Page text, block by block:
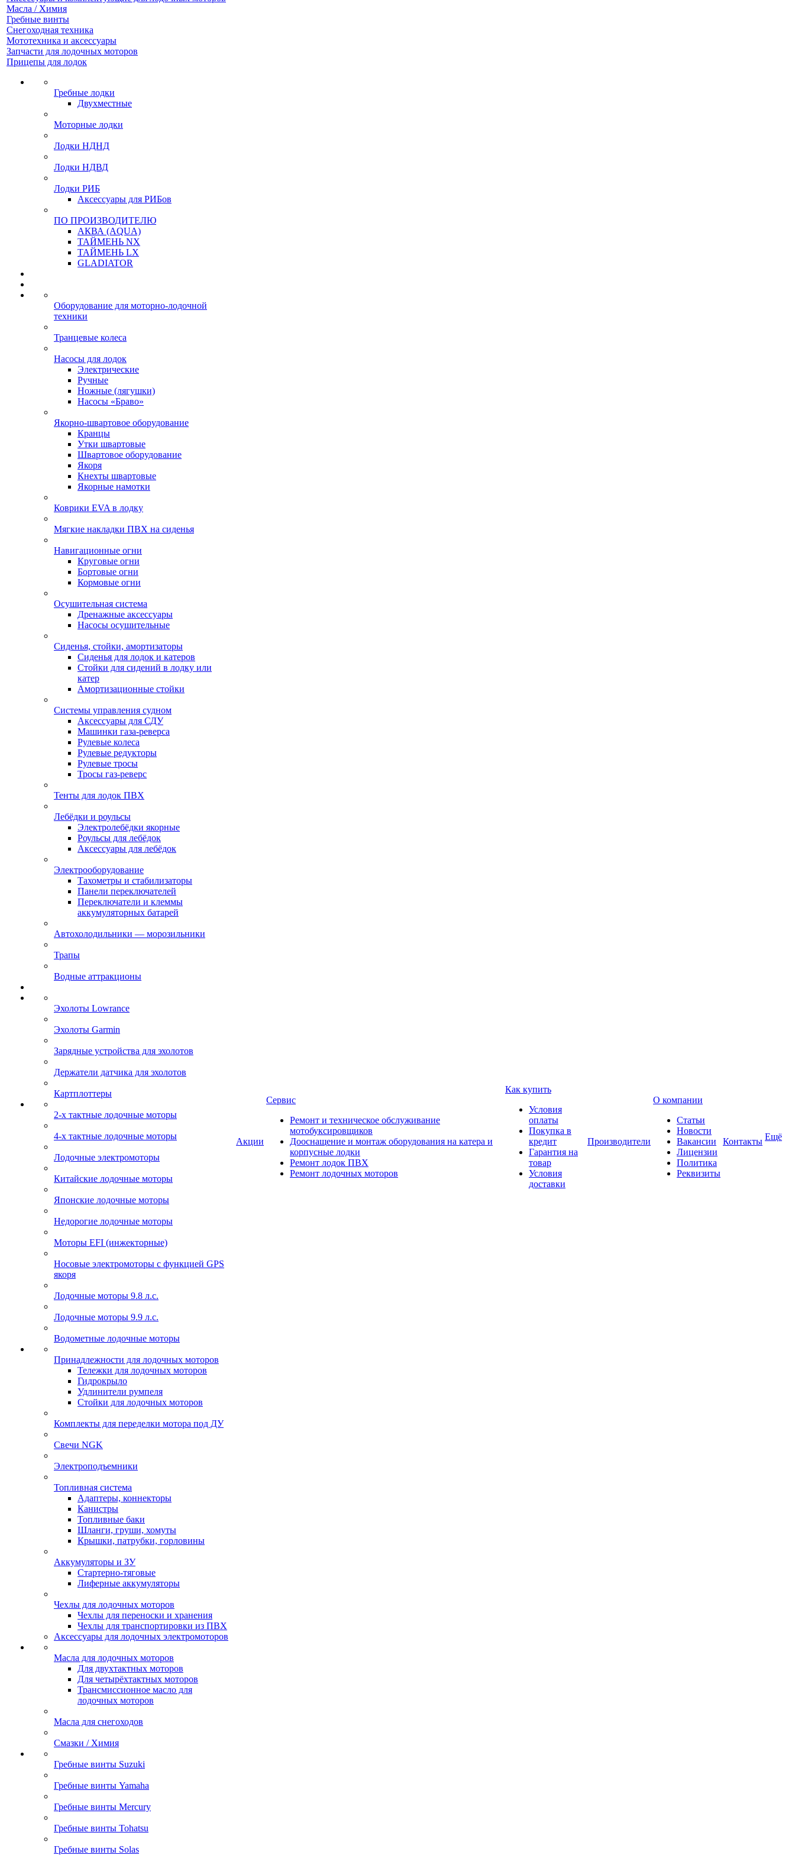
Масла / Химия
Гребные винты
Снегоходная техника
Мототехника и аксессуары
Запчасти для лодочных моторов
Прицепы для лодок
Гребные лодки
Двухместные
Моторные лодки
Лодки НДНД
Лодки НДВД
Лодки РИБ
Аксессуары для РИБов
ПО ПРОИЗВОДИТЕЛЮ
АКВА (AQUA)
ТАЙМЕНЬ NX
ТАЙМЕНЬ LX
GLADIATOR
Оборудование для моторно-лодочной
техники
Транцевые колеса
Насосы для лодок
Электрические
Ручные
Ножные (лягушки)
Насосы «Браво»
Якорно-швартовое оборудование
Кранцы
Утки швартовые
Швартовое оборудование
Якоря
Кнехты швартовые
Якорные намотки
Коврики EVA в лодку
Мягкие накладки ПВХ на сиденья
Навигационные огни
Круговые огни
Бортовые огни
Кормовые огни
Осушительная система
Дренажные аксессуары
Насосы осушительные
Сиденья, стойки, амортизаторы
Сиденья для лодок и катеров
Стойки для сидений в лодку или
катер
Амортизационные стойки
Системы управления судном
Аксессуары для СДУ
Машинки газа-реверса
Рулевые колеса
Рулевые редукторы
Рулевые тросы
Тросы газ-реверс
Тенты для лодок ПВХ
Лебёдки и роульсы
Электролебёдки якорные
Роульсы для лебёдок
Аксессуары для лебёдок
Электрооборудование
Тахометры и стабилизаторы
Панели переключателей
Переключатели и клеммы
аккумуляторных батарей
Автохолодильники — морозильники
Трапы
Водные аттракционы
Эхолоты Lowrance
Эхолоты Garmin
Зарядные устройства для эхолотов
Держатели датчика для эхолотов
Картплоттеры
2-х тактные лодочные моторы
4-х тактные лодочные моторы
Лодочные электромоторы
Китайские лодочные моторы
Японские лодочные моторы
Недорогие лодочные моторы
Моторы EFI (инжекторные)
Носовые электромоторы с функцией GPS
якоря
Лодочные моторы 9.8 л.с.
Лодочные моторы 9.9 л.с.
Водометные лодочные моторы
Принадлежности для лодочных моторов
Тележки для лодочных моторов
Гидрокрыло
Удлинители румпеля
Стойки для лодочных моторов
Комплекты для переделки мотора под ДУ
Свечи NGK
Электроподъемники
Топливная система
Адаптеры, коннекторы
Канистры
Топливные баки
Шланги, груши, хомуты
Крышки, патрубки, горловины
Аккумуляторы и ЗУ
Стартерно-тяговые
Лиферные аккумуляторы
Чехлы для лодочных моторов
Чехлы для переноски и хранения
Чехлы для транспортировки из ПВХ
Аксессуары для лодочных электромоторов
Масла для лодочных моторов
Для двухтактных моторов
Для четырёхтактных моторов
Трансмиссионное масло для
лодочных моторов
Масла для снегоходов
Смазки / Химия
Гребные винты Suzuki
Гребные винты Yamaha
Гребные винты Mercury
Гребные винты Tohatsu
Гребные винты Solas
Акции
Сервис
Ремонт и техническое обслуживание
мотобуксировщиков
Дооснащение и монтаж оборудования на катера и
корпусные лодки
Ремонт лодок ПВХ
Ремонт лодочных моторов
Как купить
Условия
оплаты
Покупка в
кредит
Гарантия на
товар
Условия
доставки
Производители
О компании
Статьи
Новости
Вакансии
Лицензии
Политика
Реквизиты
Контакты Ещё